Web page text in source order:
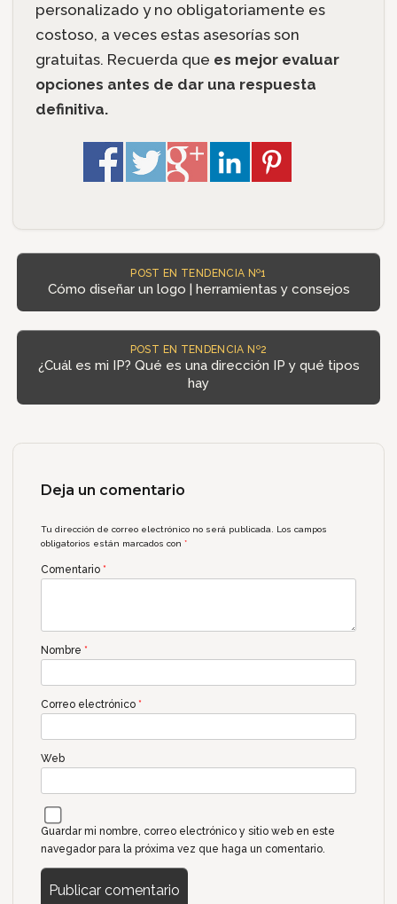
personalizado y no obligatoriamente es
costoso, a veces estas asesorías son
gratuitas. Recuerda que es mejor evaluar
opciones antes de dar una respuesta
definitiva.
POST EN TENDENCIA Nº1
Cómo diseñar un logo | herramientas y consejos
POST EN TENDENCIA Nº2
¿Cuál es mi IP? Qué es una dirección IP y qué tipos
hay
Deja un comentario
Tu dirección de correo electrónico no será publicada. Los campos
obligatorios están marcados con*
Comentario *
Nombre *
Correo electrónico *
Web
Guardar mi nombre, correo electrónico y sitio web en este
navegador para la próxima vez que haga un comentario.